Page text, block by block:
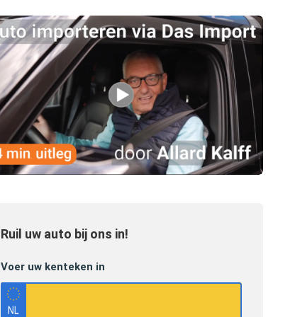
Ruil uw auto bij ons in!
Voer uw kenteken in